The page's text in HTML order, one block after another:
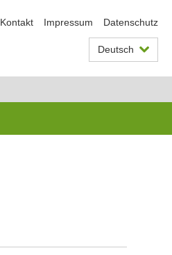
Kontakt Impressum Datenschutz
Deutsch